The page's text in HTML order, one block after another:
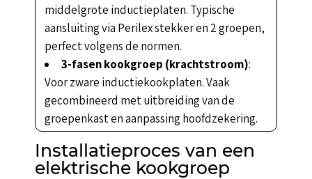
middelgrote inductieplaten. Typische
aansluiting via Perilex stekker en 2 groepen,
perfect volgens de normen.
3-fasen kookgroep (krachtstroom):
Voor zware inductiekookplaten. Vaak
gecombineerd met uitbreiding van de
groepenkast en aanpassing hoofdzekering.
Installatieproces van een
elektrische kookgroep